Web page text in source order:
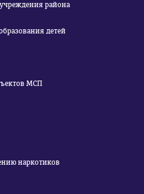
района
детей
МСП
наркотиков